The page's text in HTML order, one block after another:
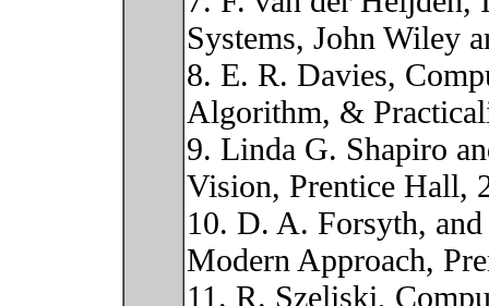
Systems, John Wiley
8. E. R. Davies,
Algorithm, &
9. Linda G. Shapiro
Vision, Prentice Hall,
10. D. A. Forsyth,
Modern Approach,
11. R. Szeliski,